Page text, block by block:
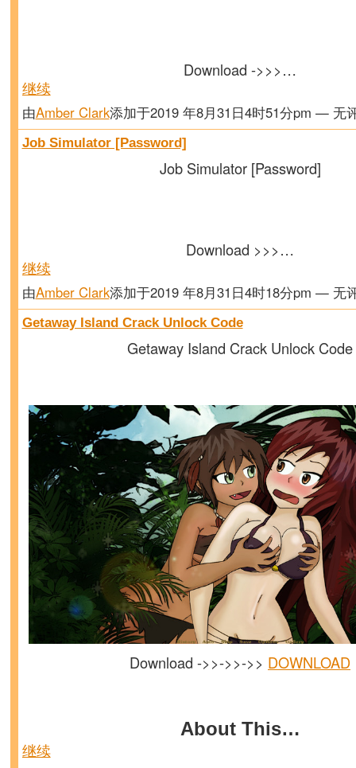
Download ->>>…
继续
由Amber Clark添加于2019 年8月31日4时51分pm — 无
Job Simulator [Password]
Job Simulator [Password]
Download >>>…
继续
由Amber Clark添加于2019 年8月31日4时18分pm — 无
Getaway Island Crack Unlock Code
Getaway Island Crack Unlock Code
Download ->>->>->> DOWNLOAD
About This…
继续